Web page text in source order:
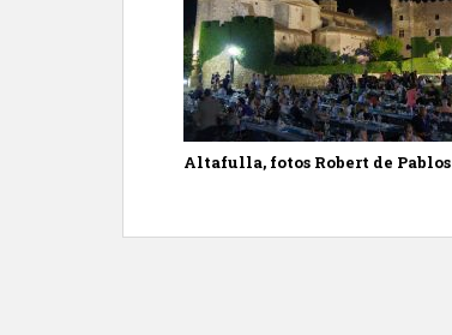
Altafulla, fotos Robert de Pablos